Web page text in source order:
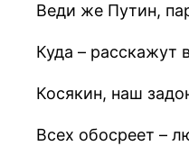
Веди же Путин,
Куда – расскажут
Косякин, наш
Всех обосреет –